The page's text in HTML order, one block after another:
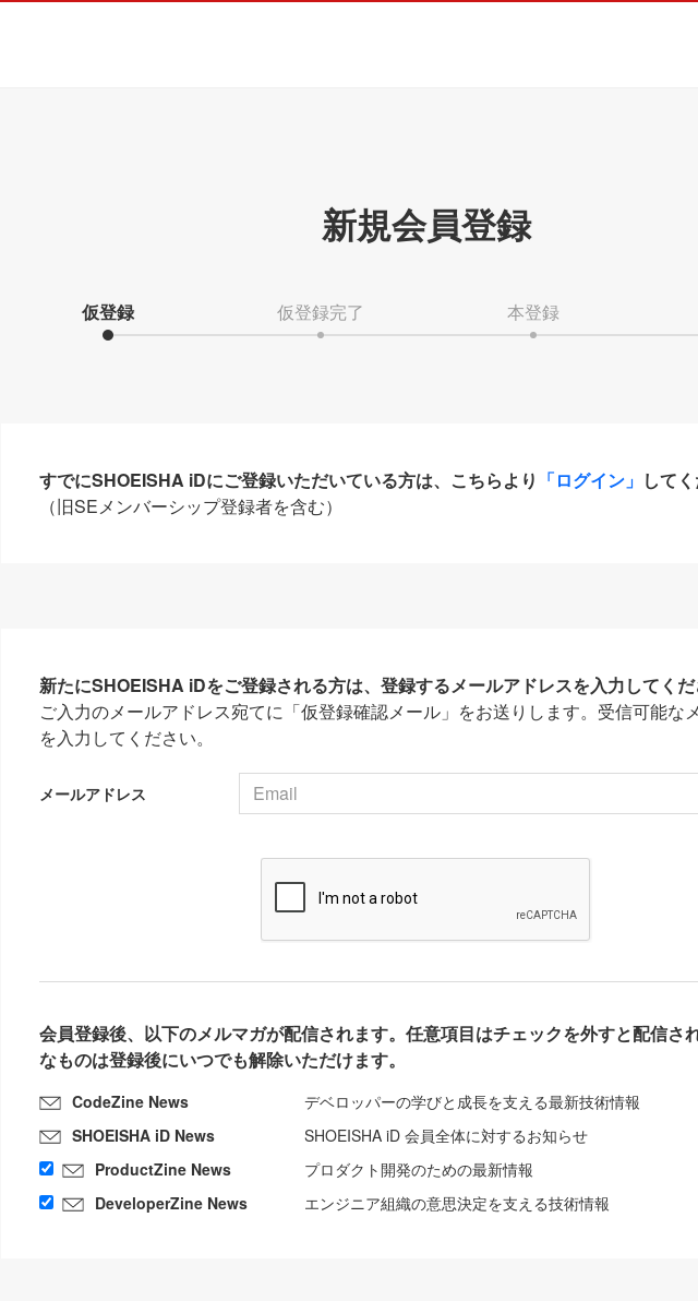
新規会員登録
仮登録 仮登録完了 本登録
すでにSHOEISHA iDにご登録いただいている方は、こちらより 「ログイン」 してく
（旧SEメンバーシップ登録者を含む）
新たにSHOEISHA iDをご登録される方は、登録するメールアドレスを入力してくだ
ご入力のメールアドレス宛てに「仮登録確認メール」をお送りします。受信可能な
を入力してください。
メールアドレス
会員登録後、以下のメルマガが配信されます。任意項目はチェックを外すと配信さ
なものは登録後にいつでも解除いただけます。
CodeZine News
デベロッパーの学びと成長を支える最新技術情報
SHOEISHA iD News
SHOEISHA iD 会員全体に対するお知らせ
ProductZine News
プロダクト開発のための最新情報
DeveloperZine News
エンジニア組織の意思決定を支える技術情報